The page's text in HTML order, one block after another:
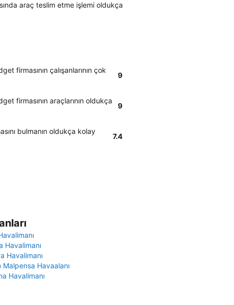
araç teslim etme işlemi oldukça
firmasının çalışanlarının çok
9
firmasının araçlarının oldukça
9
bulmanın oldukça kolay
7.4
Havalimanı
Havalimanı
Malpensa Havaalanı
Havalimanı